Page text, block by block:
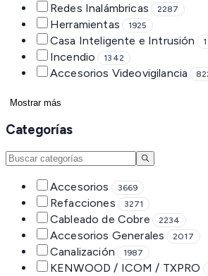
Redes Inalámbricas 2287
Herramientas 1925
Casa Inteligente e Intrusión
Incendio 1342
Accesorios Videovigilancia
Mostrar más
Categorías
Accesorios 3669
Refacciones 3271
Cableado de Cobre 2234
Accesorios Generales 2017
Canalización 1987
KENWOOD / ICOM / TXPRO